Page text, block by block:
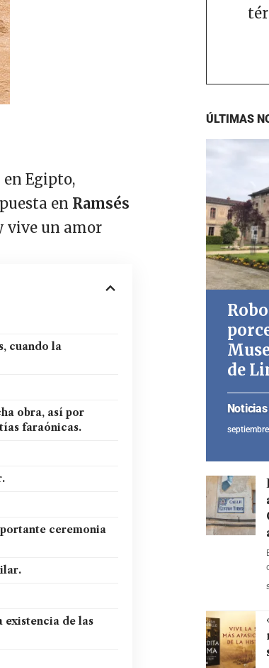
en Egipto,
en Ramsés
vive un amor
cuando la
obra, así por
faraónicas.
ceremonia
existencia de las
ÚLTIMAS
de
Noticias